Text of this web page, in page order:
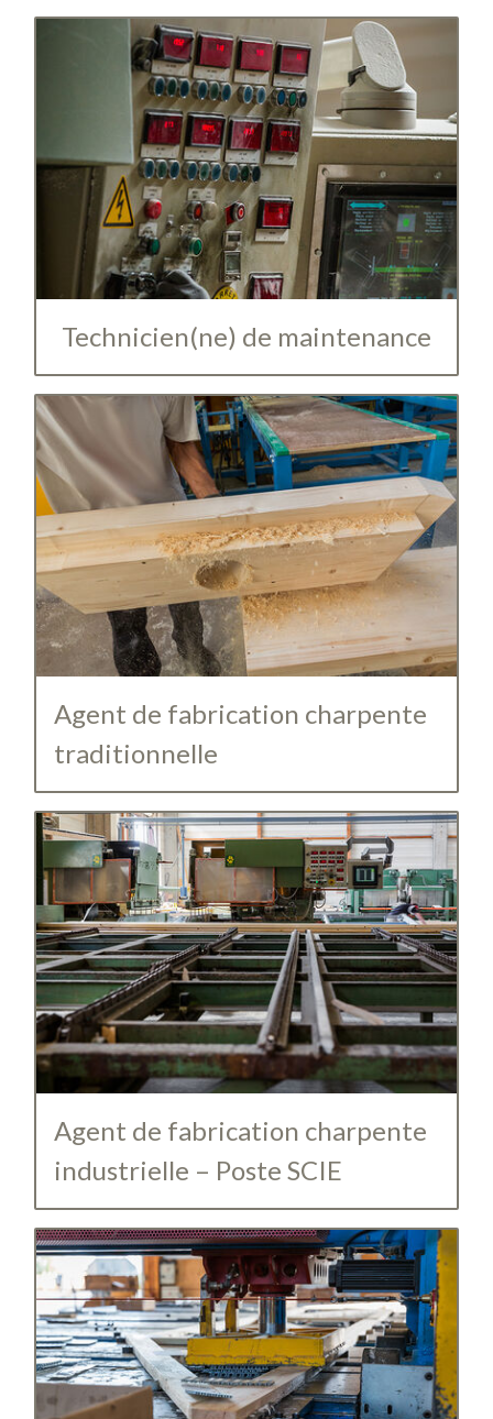
Technicien(ne) de maintenance
Agent de fabrication charpente
traditionnelle
Agent de fabrication charpente
industrielle – Poste SCIE